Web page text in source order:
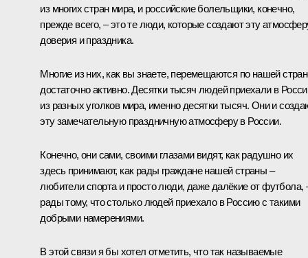
из многих стран мира, и российские болельщики, конечно,
прежде всего, – это те люди, которые создают эту
доверия и праздника.
Многие из них, как вы знаете, перемещаются по нашей
достаточно активно. Десятки тысяч людей приехали в
из разных уголков мира, именно десятки тысяч. Они и
эту замечательную праздничную атмосферу в России.
Конечно, они сами, своими глазами видят, как радушно их
здесь принимают, как рады граждане нашей страны –
любители спорта и просто люди, даже далёкие от футбола,
рады тому, что столько людей приехало в Россию с такими
добрыми намерениями.
В этой связи я бы хотел отметить, что так называемые